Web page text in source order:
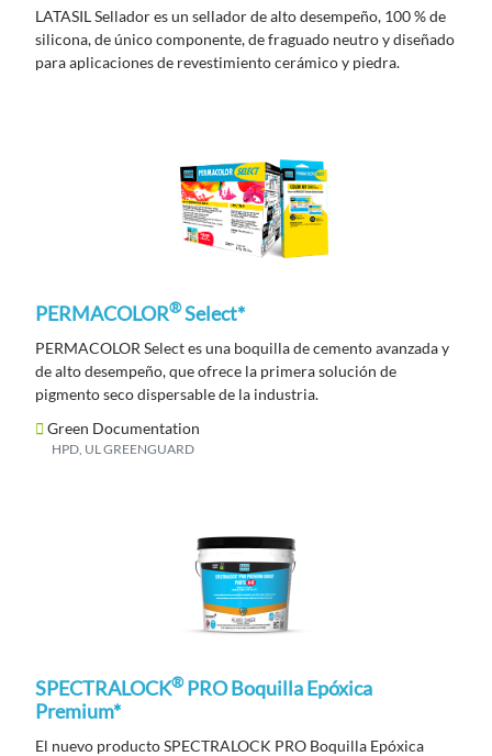
LATASIL Sellador es un sellador de alto desempeño, 100 % de
silicona, de único componente, de fraguado neutro y diseñado
para aplicaciones de revestimiento cerámico y piedra.
PERMACOLOR®Select*
PERMACOLOR Select es una boquilla de cemento avanzada y
de alto desempeño, que ofrece la primera solución de
pigmento seco dispersable de la industria.
Green Documentation
HPD, UL GREENGUARD
SPECTRALOCK®PRO Boquilla Epóxica
Premium*
El nuevo producto SPECTRALOCK PRO Boquilla Epóxica